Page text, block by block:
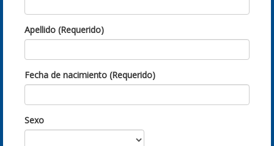
Apellido (Requerido)
Fecha de nacimiento (Requerido)
Sexo